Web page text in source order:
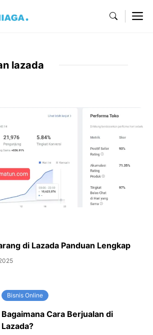
lazada
di Lazada Panduan Lengkap
Bisnis Online
Bagaimana Cara Berjualan di
Lazada?